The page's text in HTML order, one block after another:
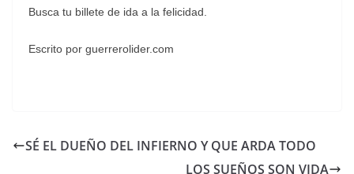
Busca tu billete de ida a la felicidad.
Escrito por guerrerolider.com
SÉ EL DUEÑO DEL INFIERNO Y QUE ARDA TODO
LOS SUEÑOS SON VIDA